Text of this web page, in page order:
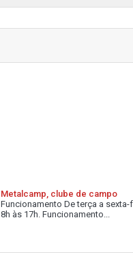
Metalcamp, clube de campo
Funcionamento De terça a
8h às 17h. Funcionamento...